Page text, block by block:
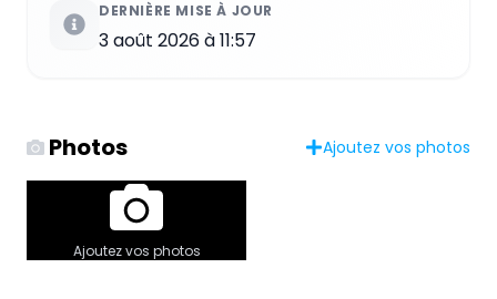
DERNIÈRE MISE À JOUR
3 août 2026 à 11:57
Photos Ajoutez vos photos
Ajoutez vos photos